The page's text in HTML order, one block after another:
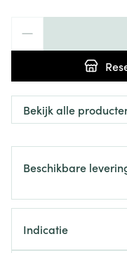
Bekijk alle
Beschikbare
Indicatie